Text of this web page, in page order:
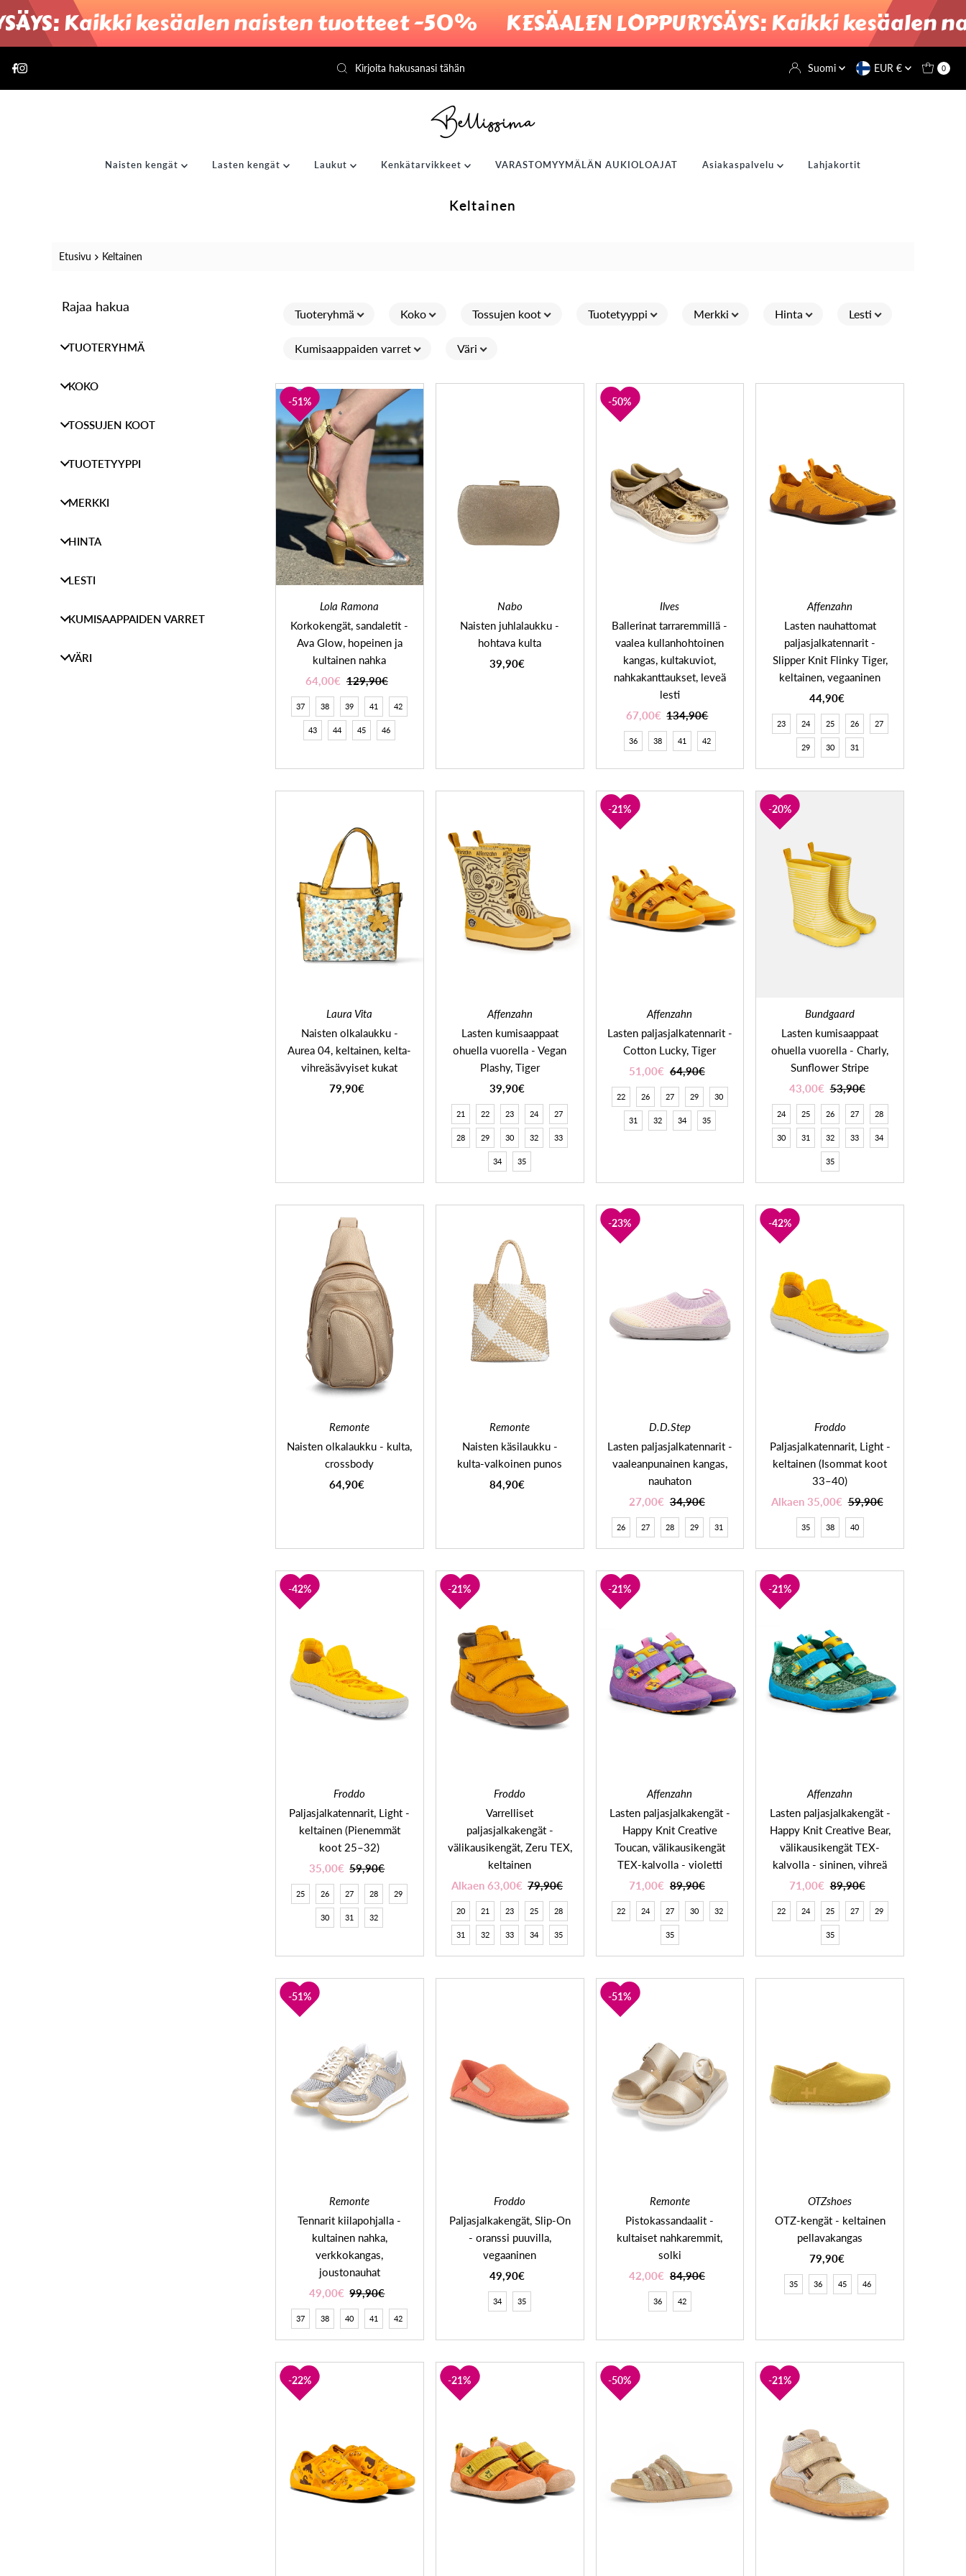
Kaikki kesäalen naisten tuotteet -50% KESÄALEN LOPPURYSÄYS: Kaikki kesäalen
Translation missing: fi.accessibility.skip_to_text Suomi EUR € 0
Naisten kengät Lasten kengät Laukut Kenkätarvikkeet VARASTOMYYMÄLÄN AUKIOLOAJAT Asiakaspalvelu Lahjakortit
Keltainen
Etusivu Keltainen
Rajaa hakua
TUOTERYHMÄ
KOKO
TOSSUJEN KOOT
TUOTETYYPPI
MERKKI
HINTA
LESTI
KUMISAAPPAIDEN VARRET
VÄRI
Tuoteryhmä Koko Tossujen koot Tuotetyyppi Merkki Hinta Lesti
Kumisaappaiden varret Väri
51%
Lola Ramona
Korkokengät, sandaletit -
Ava Glow, hopeinen ja
kultainen nahka
64,00€ 129,90€
37 38 39 41 42
43 44 45 46
Nabo
Naisten juhlalaukku -
hohtava kulta
39,90€
50%
Ilves
Ballerinat tarraremmillä -
vaalea kullanhohtoinen
kangas, kultakuviot,
nahkakanttaukset, leveä
lesti
67,00€ 134,90€
36 38 41 42
Affenzahn
Lasten nauhattomat
paljasjalkatennarit -
Slipper Knit Flinky Tiger,
keltainen, vegaaninen
44,90€
23 24 25 26 27
29 30 31
Laura Vita
Naisten olkalaukku -
Aurea 04, keltainen, kelta-
vihreäsävyiset kukat
79,90€
Affenzahn
Lasten kumisaappaat
ohuella vuorella - Vegan
Plashy, Tiger
39,90€
21 22 23 24 27
28 29 30 32 33
34 35
21%
Affenzahn
Lasten paljasjalkatennarit -
Cotton Lucky, Tiger
51,00€ 64,90€
22 26 27 29 30
31 32 34 35
20%
Bundgaard
Lasten kumisaappaat
ohuella vuorella - Charly,
Sunflower Stripe
43,00€ 53,90€
24 25 26 27 28
30 31 32 33 34
35
Remonte
Naisten olkalaukku - kulta,
crossbody
64,90€
Remonte
Naisten käsilaukku -
kulta-valkoinen punos
84,90€
23%
D.D.Step
Lasten paljasjalkatennarit -
vaaleanpunainen kangas,
nauhaton
27,00€ 34,90€
26 27 28 29 31
42%
Froddo
Paljasjalkatennarit, Light -
keltainen (Isommat koot
33–40)
Alkaen 35,00€ 59,90€
35 38 40
42%
Froddo
Paljasjalkatennarit, Light -
keltainen (Pienemmät
koot 25–32)
35,00€ 59,90€
25 26 27 28 29
30 31 32
21%
Froddo
Varrelliset
paljasjalkakengät -
välikausikengät, Zeru TEX,
keltainen
Alkaen 63,00€ 79,90€
20 21 23 25 28
31 32 33 34 35
21%
Affenzahn
Lasten paljasjalkakengät -
Happy Knit Creative
Toucan, välikausikengät
TEX-kalvolla - violetti
71,00€ 89,90€
22 24 27 30 32
35
21%
Affenzahn
Lasten paljasjalkakengät -
Happy Knit Creative Bear,
välikausikengät TEX-
kalvolla - sininen, vihreä
71,00€ 89,90€
22 24 25 27 29
35
51%
Remonte
Tennarit kiilapohjalla -
kultainen nahka,
verkkokangas,
joustonauhat
49,00€ 99,90€
37 38 40 41 42
Froddo
Paljasjalkakengät, Slip-On
- oranssi puuvilla,
vegaaninen
49,90€
34 35
51%
Remonte
Pistokassandaalit -
kultaiset nahkaremmit,
solki
42,00€ 84,90€
36 42
OTZshoes
OTZ-kengät - keltainen
pellavakangas
79,90€
35 36 45 46
22% 21% 50% 21%